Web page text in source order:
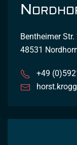
N
Bentheimer Str.
48531
+49